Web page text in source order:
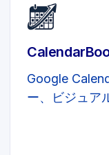
Google
ー、ビジュア